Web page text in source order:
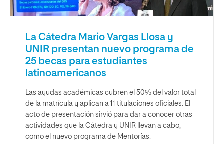
La Cátedra Mario Vargas Llosa y
UNIR presentan nuevo programa de
25 becas para estudiantes
latinoamericanos
Las ayudas académicas cubren el 50% del valor total
de la matrícula y aplican a 11 titulaciones oficiales. El
acto de presentación sirvió para dar a conocer otras
actividades que la Cátedra y UNIR llevan a cabo,
como el nuevo programa de Mentorías.